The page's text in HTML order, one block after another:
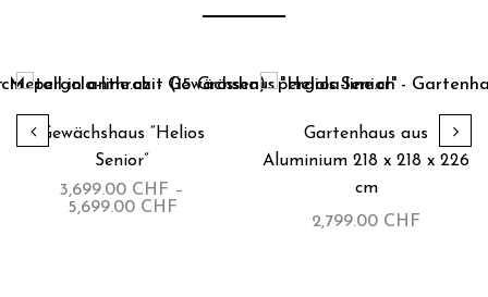
Gewächshaus “Helios
Senior”
3,699.00 CHF –
5,699.00 CHF
Gartenhaus aus
Aluminium 218 x 218 x 226
cm
2,799.00 CHF